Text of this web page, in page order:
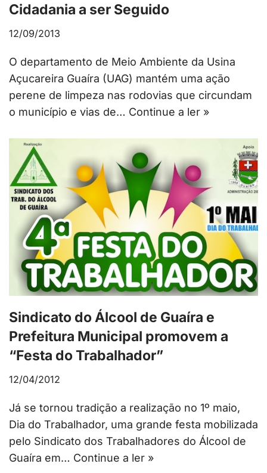
Cidadania a ser Seguido
12/09/2013
O departamento de Meio Ambiente da Usina
Açucareira Guaíra (UAG) mantém uma ação
perene de limpeza nas rodovias que circundam
o município e vias de… Continue a ler »
Sindicato do Álcool de Guaíra e
Prefeitura Municipal promovem a
“Festa do Trabalhador”
12/04/2012
Já se tornou tradição a realização no 1º maio,
Dia do Trabalhador, uma grande festa mobilizada
pelo Sindicato dos Trabalhadores do Álcool de
Guaíra em… Continue a ler »